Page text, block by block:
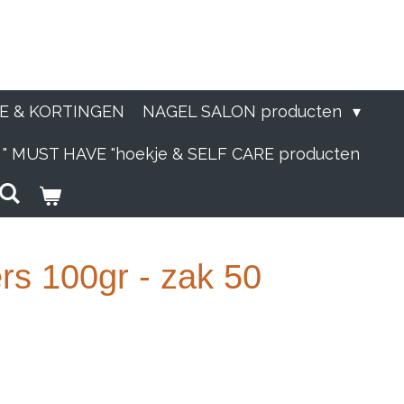
& KORTINGEN NAGEL SALON producten
" MUST HAVE "hoekje & SELF CARE producten
100gr - zak 50